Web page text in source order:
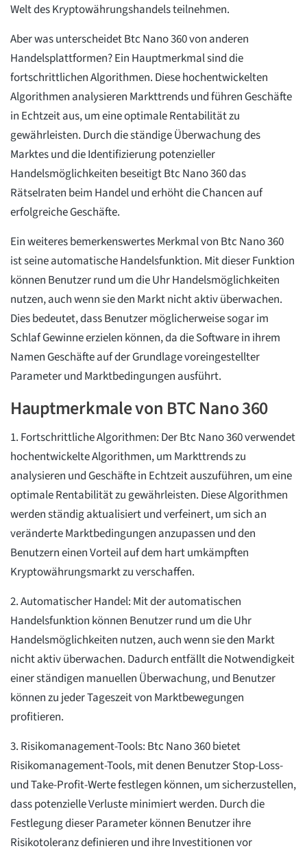
Welt des Kryptowährungshandels teilnehmen.
Aber was unterscheidet Btc Nano 360 von anderen
Handelsplattformen? Ein Hauptmerkmal sind die
fortschrittlichen Algorithmen. Diese hochentwickelten
Algorithmen analysieren Markttrends und führen Geschäfte
in Echtzeit aus, um eine optimale Rentabilität zu
gewährleisten. Durch die ständige Überwachung des
Marktes und die Identifizierung potenzieller
Handelsmöglichkeiten beseitigt Btc Nano 360 das
Rätselraten beim Handel und erhöht die Chancen auf
erfolgreiche Geschäfte.
Ein weiteres bemerkenswertes Merkmal von Btc Nano 360
ist seine automatische Handelsfunktion. Mit dieser Funktion
können Benutzer rund um die Uhr Handelsmöglichkeiten
nutzen, auch wenn sie den Markt nicht aktiv überwachen.
Dies bedeutet, dass Benutzer möglicherweise sogar im
Schlaf Gewinne erzielen können, da die Software in ihrem
Namen Geschäfte auf der Grundlage voreingestellter
Parameter und Marktbedingungen ausführt.
Hauptmerkmale von BTC Nano 360
1. Fortschrittliche Algorithmen: Der Btc Nano 360 verwendet
hochentwickelte Algorithmen, um Markttrends zu
analysieren und Geschäfte in Echtzeit auszuführen, um eine
optimale Rentabilität zu gewährleisten. Diese Algorithmen
werden ständig aktualisiert und verfeinert, um sich an
veränderte Marktbedingungen anzupassen und den
Benutzern einen Vorteil auf dem hart umkämpften
Kryptowährungsmarkt zu verschaffen.
2. Automatischer Handel: Mit der automatischen
Handelsfunktion können Benutzer rund um die Uhr
Handelsmöglichkeiten nutzen, auch wenn sie den Markt
nicht aktiv überwachen. Dadurch entfällt die Notwendigkeit
einer ständigen manuellen Überwachung, und Benutzer
können zu jeder Tageszeit von Marktbewegungen
profitieren.
3. Risikomanagement-Tools: Btc Nano 360 bietet
Risikomanagement-Tools, mit denen Benutzer Stop-Loss-
und Take-Profit-Werte festlegen können, um sicherzustellen,
dass potenzielle Verluste minimiert werden. Durch die
Festlegung dieser Parameter können Benutzer ihre
Risikotoleranz definieren und ihre Investitionen vor